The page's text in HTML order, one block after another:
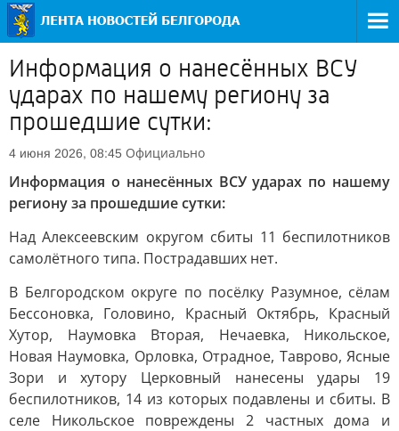
Информация о нанесённых ВСУ
ударах по нашему региону за
прошедшие сутки:
4 июня 2026, 08:45 Официально
Информация о нанесённых ВСУ ударах по нашему
региону за прошедшие сутки:
Над Алексеевским округом сбиты 11 беспилотников
самолётного типа. Пострадавших нет.
В Белгородском округе по посёлку Разумное, сёлам
Бессоновка, Головино, Красный Октябрь, Красный
Хутор, Наумовка Вторая, Нечаевка, Никольское,
Новая Наумовка, Орловка, Отрадное, Таврово, Ясные
Зори и хутору Церковный нанесены удары 19
беспилотников, 14 из которых подавлены и сбиты. В
селе Никольское повреждены 2 частных дома и